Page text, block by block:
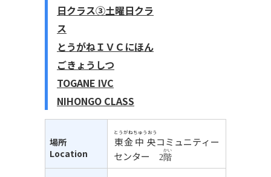
日クラス③土曜日クラ
ス
とうがねＩＶＣにほん
ごきょうしつ
TOGANE IVC
NIHONGO CLASS
場所
Location
東金
とうがね
中央
ちゅうおう
コミュニティー
センター
2階
かい